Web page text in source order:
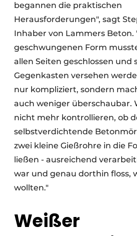
begannen die praktischen
Herausforderungen", sagt
Inhaber von Lammers Beton.
geschwungenen Form
allen Seiten geschlossen und
Gegenkasten versehen
nur kompliziert, sondern
auch weniger überschaubar.
nicht mehr kontrollieren, ob
selbstverdichtende
zwei kleine Gießrohre in die
ließen - ausreichend
war und genau dorthin floss,
wollten."
Weißer